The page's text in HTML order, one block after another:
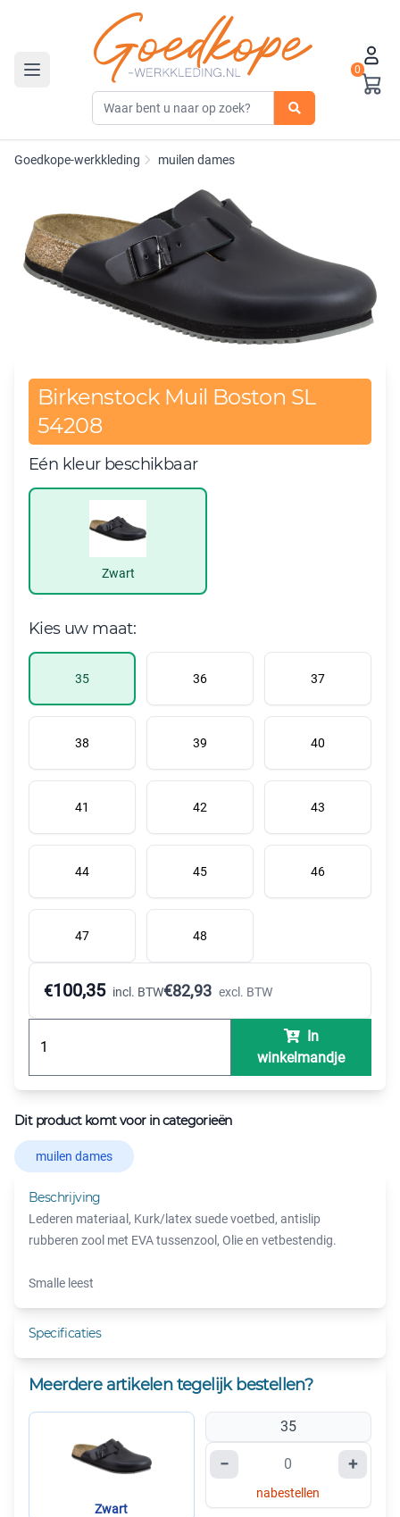
Toggle navigation
0
Goedkope-werkkleding muilen dames
Birkenstock Muil Boston SL
54208
Eén kleur beschikbaar
Zwart
Kies uw maat:
35 36 37
38 39 40
41 42 43
44 45 46
47 48
€100,35 incl. BTW€82,93 excl. BTW
In
winkelmandje
Dit product komt voor in categorieën
muilen dames
Beschrijving
Lederen materiaal, Kurk/latex suede voetbed, antislip
rubberen zool met EVA tussenzool, Olie en vetbestendig.
Smalle leest
Specificaties
Meerdere artikelen tegelijk bestellen?
Zwart
35
− +
nabestellen